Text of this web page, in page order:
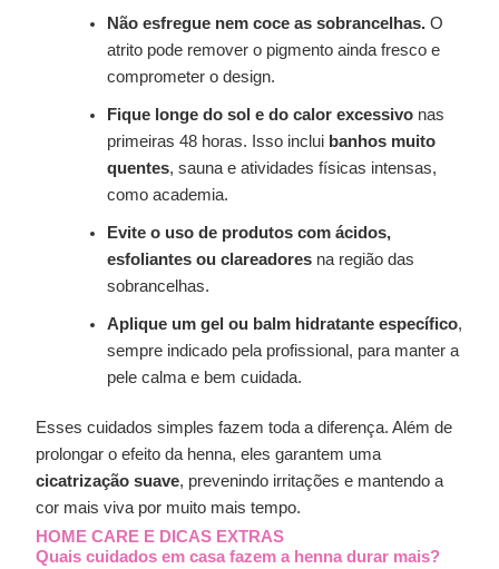
Não esfregue nem coce as sobrancelhas. O
atrito pode remover o pigmento ainda fresco e
comprometer o design.
Fique longe do sol e do calor excessivo nas
primeiras 48 horas. Isso inclui banhos muito
quentes, sauna e atividades físicas intensas,
como academia.
Evite o uso de produtos com ácidos,
esfoliantes ou clareadores na região das
sobrancelhas.
Aplique um gel ou balm hidratante específico,
sempre indicado pela profissional, para manter a
pele calma e bem cuidada.
Esses cuidados simples fazem toda a diferença. Além de
prolongar o efeito da henna, eles garantem uma
cicatrização suave, prevenindo irritações e mantendo a
cor mais viva por muito mais tempo.
HOME CARE E DICAS EXTRAS
Quais cuidados em casa fazem a henna durar mais?